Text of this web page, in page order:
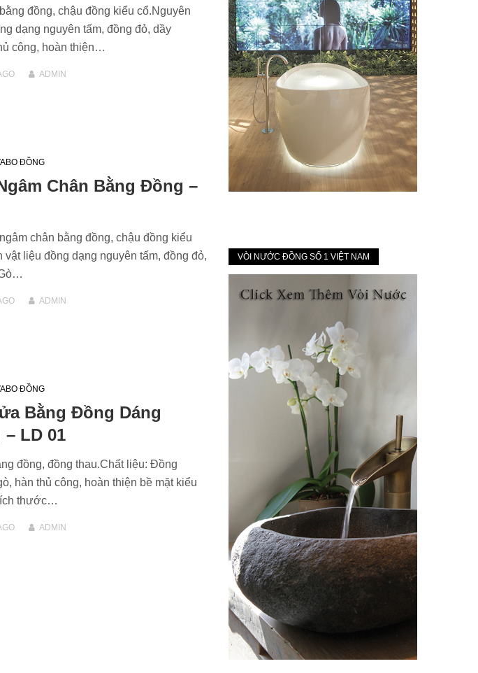
đồng, chậu đồng kiểu cổ.Nguyên
dạng nguyên tấm, đồng đỏ, dầy
công, hoàn thiện…
ADMIN
ĐỒNG
Chân Bằng Đồng –
chân bằng đồng, chậu đồng kiểu
vật liệu đồng dạng nguyên tấm, đồng đỏ,
ADMIN
ĐỒNG
Bằng Đồng Dáng
LD 01
đồng, đồng thau.Chất liệu: Đồng
hàn thủ công, hoàn thiện bề mặt kiểu
thước…
ADMIN
VÒI NƯỚC ĐỒNG SỐ 1 VIỆT NAM